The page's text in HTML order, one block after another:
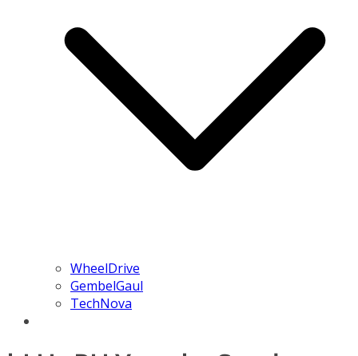
WheelDrive
GembelGaul
TechNova